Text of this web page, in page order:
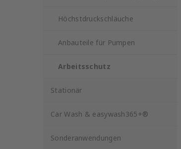
Höchstdruckschläuche
Anbauteile für Pumpen
Arbeitsschutz
Stationär
Car Wash & easywash365+®
Sonderanwendungen